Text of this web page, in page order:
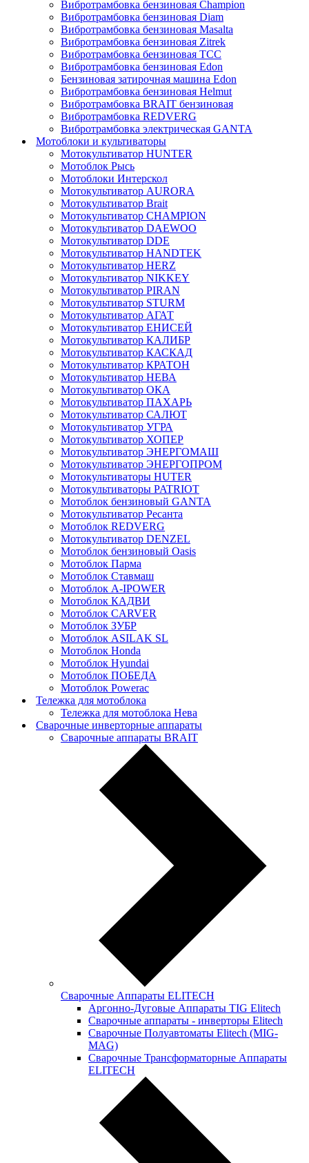
Вибротрамбовка бензиновая Champion
Вибротрамбовка бензиновая Diam
Вибротрамбовка бензиновая Masalta
Вибротрамбовка бензиновая Zitrek
Вибротрамбовка бензиновая ТСС
Вибротрамбовка бензиновая Edon
Бензиновая затирочная машина Edon
Вибротрамбовка бензиновая Helmut
Вибротрамбовка BRAIT бензиновая
Вибротрамбовка REDVERG
Вибротрамбовка электрическая GANTA
Мотоблоки и культиваторы
Мотокультиватор HUNTER
Мотоблок Рысь
Мотоблоки Интерскол
Мотокультиватор AURORA
Мотокультиватор Brait
Мотокультиватор CHAMPION
Мотокультиватор DAEWOO
Мотокультиватор DDE
Мотокультиватор HANDTEK
Мотокультиватор HERZ
Мотокультиватор NIKKEY
Мотокультиватор PIRAN
Мотокультиватор STURM
Мотокультиватор АГАТ
Мотокультиватор ЕНИСЕЙ
Мотокультиватор КАЛИБР
Мотокультиватор КАСКАД
Мотокультиватор КРАТОН
Мотокультиватор НЕВА
Мотокультиватор ОКА
Мотокультиватор ПАХАРЬ
Мотокультиватор САЛЮТ
Мотокультиватор УГРА
Мотокультиватор ХОПЕР
Мотокультиватор ЭНЕРГОМАШ
Мотокультиватор ЭНЕРГОПРОМ
Мотокультиваторы HUTER
Мотокультиваторы PATRIOT
Мотоблок бензиновый GANTA
Мотокультиватор Ресанта
Мотоблок REDVERG
Мотокультиватор DENZEL
Мотоблок бензиновый Oasis
Мотоблок Парма
Мотоблок Ставмаш
Мотоблок A-IPOWER
Мотоблок КАДВИ
Мотоблок CARVER
Мотоблок ЗУБР
Мотоблок ASILAK SL
Мотоблок Нonda
Мотоблок Нyundai
Мотоблок ПОБЕДА
Мотоблок Powerac
Тележка для мотоблока
Тележка для мотоблока Нева
Сварочные инверторные аппараты
Сварочные аппараты BRAIT
Сварочные Аппараты ELITECH
Аргонно-Дуговые Аппараты TIG Elitech
Сварочные аппараты - инверторы Elitech
Сварочные Полуавтоматы Elitech (MIG-
MAG)
Сварочные Трансформаторные Аппараты
ELITECH